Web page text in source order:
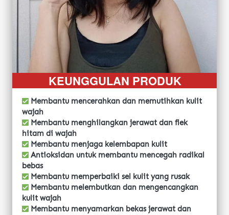
KEUNGGULAN PRODUK
Membantu mencerahkan dan memutihkan kulit
wajah
Membantu menghilangkan jerawat dan flek
hitam di wajah
Membantu menjaga kelembapan kulit
Antioksidan untuk membantu mencegah radikal
bebas
Membantu memperbaiki sel kulit yang rusak
Membantu melembutkan dan mengencangkan
kulit wajah
Membantu menyamarkan bekas jerawat dan